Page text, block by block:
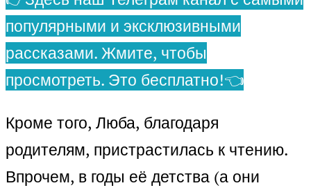
популярными и эксклюзивными
рассказами. Жмите, чтобы
просмотреть. Это бесплатно!👈
Кроме того, Люба, благодаря
родителям, пристрастилась к чтению.
Впрочем, в годы её детства (а они